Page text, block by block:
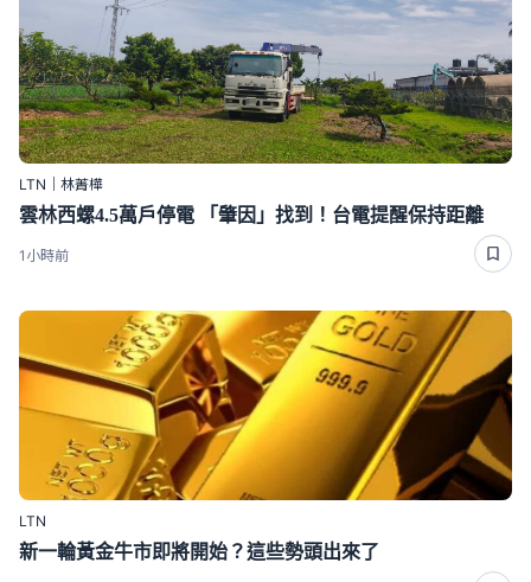
LTN｜林菁樺
雲林西螺4.5萬戶停電 「肇因」找到！台電提醒保持距離
1小時前
LTN
新一輪黃金牛市即將開始？這些勢頭出來了